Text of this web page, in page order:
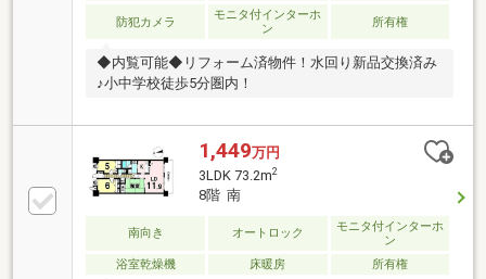
防犯カメラ
モニタ付インターホ
ン
所有権
◆内覧可能◆リフォーム済物件！水回り新品交換済み
♪小中学校徒歩5分圏内！
1,449万円
3LDK 73.2m2
8階 南
南向き オートロック
モニタ付インターホ
ン
浴室乾燥機
床暖房 所有権